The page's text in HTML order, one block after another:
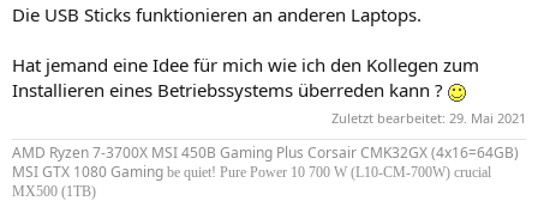
Die USB Sticks funktionieren an anderen Laptops.
Hat jemand eine Idee für mich wie ich den Kollegen zum
Installieren eines Betriebssystems überreden kann ?
Zuletzt bearbeitet: 29. Mai 2021
AMD Ryzen 7-3700X MSI 450B Gaming Plus Corsair CMK32GX (4x16=64GB)
MSI GTX 1080 Gaming be quiet! Pure Power 10 700 W (L10-CM-700W) crucial
MX500 (1TB)